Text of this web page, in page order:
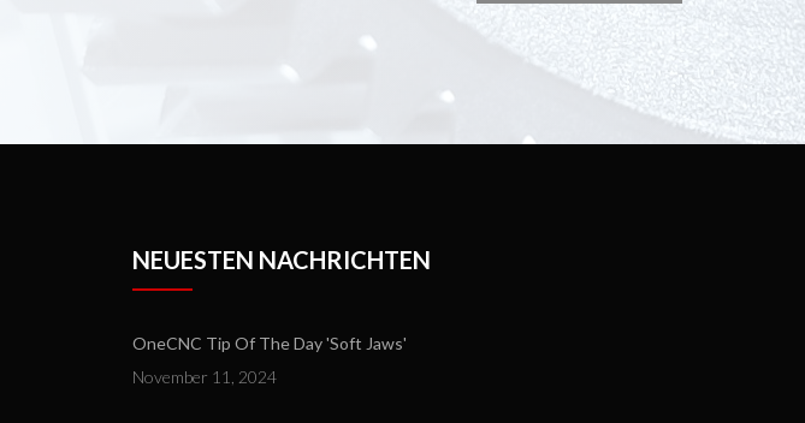
NEUESTEN NACHRICHTEN
OneCNC Tip Of The Day 'Soft Jaws'
November 11, 2024